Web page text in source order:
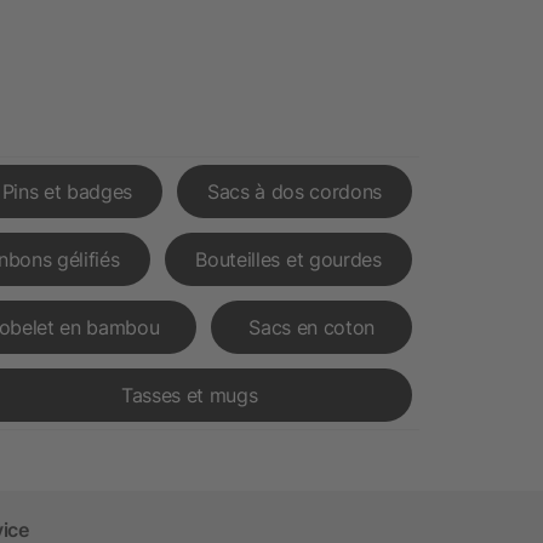
Pins et badges Sacs à dos cordons
gélifiés Bouteilles et gourdes
en bambou Sacs en coton
Tasses et mugs